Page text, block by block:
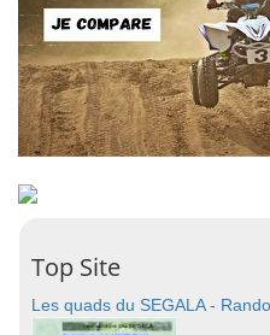
Top Site
Les quads du SEGALA -